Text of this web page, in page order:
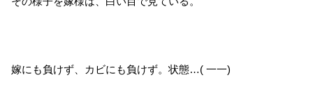
嫁にも負けず、カビにも負けず。状態…( 一一)